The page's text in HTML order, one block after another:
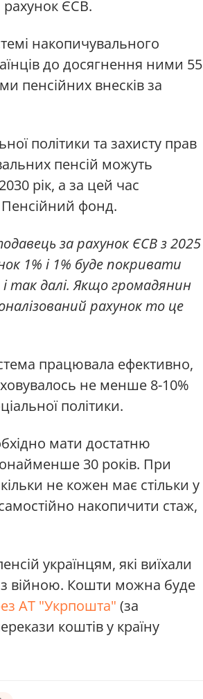
рахунок ЄСВ.
накопичувального
до досягнення ними 55
пенсійних внесків за
політики та захисту прав
пенсій можуть
рік, а за цей час
Пенсійний фонд.
за рахунок ЄСВ з 2025
1% і 1% буде покривати
так далі. Якщо громадянин
рахунок то це
працювала ефективно,
не менше 8-10%
політики.
мати достатню
30 років. При
не кожен має стільки у
накопичити стаж,
українцям, які виїхали
війною. Кошти можна буде
АТ "Укрпошта" (за
коштів у країну